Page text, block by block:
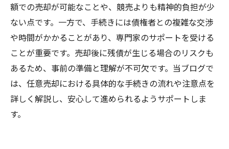
額での売却が可能なことや、競売よりも精神的負担が少
ない点です。一方で、手続きには債権者との複雑な交渉
や時間がかかることがあり、専門家のサポートを受ける
ことが重要です。売却後に残債が生じる場合のリスクも
あるため、事前の準備と理解が不可欠です。当ブログで
は、任意売却における具体的な手続きの流れや注意点を
詳しく解説し、安心して進められるようサポートしま
す。